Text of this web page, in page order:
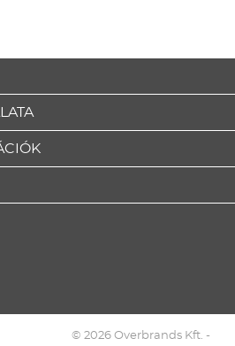
© 2026 Overbrands Kft. -